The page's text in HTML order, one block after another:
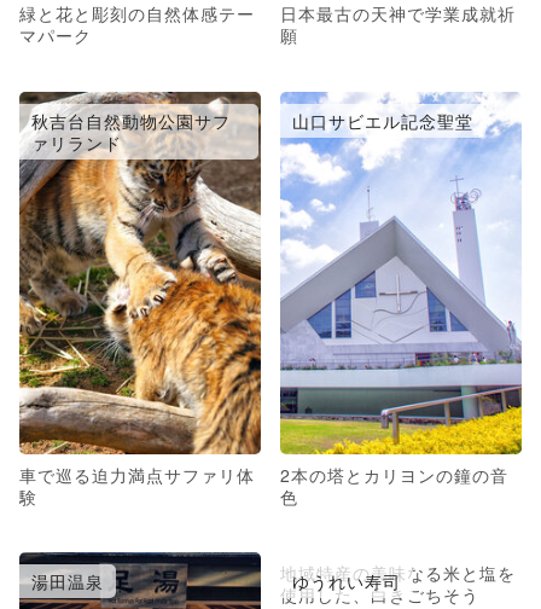
緑と花と彫刻の自然体感テー
マパーク
日本最古の天神で学業成就祈
願
秋吉台自然動物公園サフ
ァリランド
車で巡る迫力満点サファリ体
験
山口サビエル記念聖堂
2本の塔とカリヨンの鐘の音
色
湯田温泉 ゆうれい寿司
地域特産の美味なる米と塩を
使用した、白きごちそう